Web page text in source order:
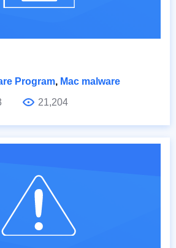
Program, Mac malware
21,204